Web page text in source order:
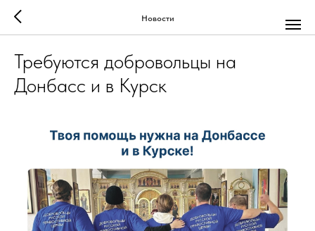
Новости
Требуются добровольцы на
Донбасс и в Курск